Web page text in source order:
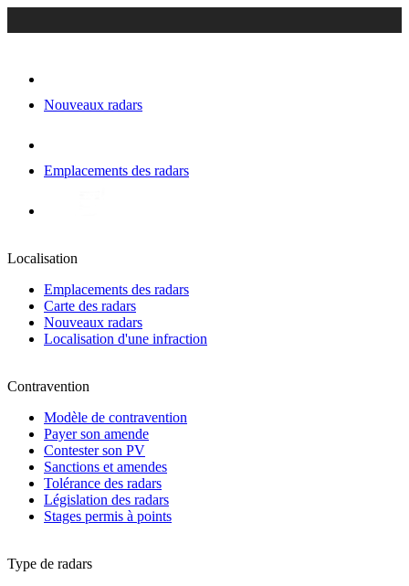
Nouveaux radars
Emplacements des radars
Localisation
Emplacements des radars
Carte des radars
Nouveaux radars
Localisation d'une infraction
Contravention
Modèle de contravention
Payer son amende
Contester son PV
Sanctions et amendes
Tolérance des radars
Législation des radars
Stages permis à points
Type de radars